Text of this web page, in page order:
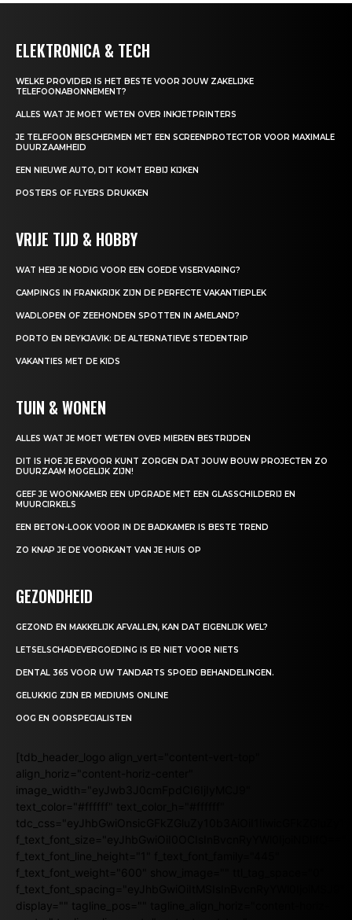
ELEKTRONICA & TECH
WELKE PROVIDER IS HET BESTE VOOR JOUW ZAKELIJKE
TELEFOONABONNEMENT?
ALLES WAT JE MOET WETEN OVER INKJETPRINTERS
JE TELEFOON BESCHERMEN MET EEN SCREENPROTECTOR VOOR MAXIMALE
DUURZAAMHEID
EEN NIEUWE AUTO, DIT KOMT ERBIJ KIJKEN
POSTERS OF FLYERS DRUKKEN
VRIJE TIJD & HOBBY
WAT HEB JE NODIG VOOR EEN GOEDE VISERVARING?
CAMPINGS IN FRANKRIJK ZIJN DE PERFECTE VAKANTIEPLEK
WADLOPEN OF ZEEHONDEN SPOTTEN IN AMELAND?
PORTO EN REYKJAVIK: DE ALTERNATIEVE STEDENTRIP
VAKANTIES MET DE KIDS
TUIN & WONEN
ALLES WAT JE MOET WETEN OVER MIEREN BESTRIJDEN
DIT IS HOE JE ERVOOR KUNT ZORGEN DAT JOUW BOUW PROJECTEN ZO
DUURZAAM MOGELIJK ZIJN!
GEEF JE WOONKAMER EEN UPGRADE MET EEN GLASSCHILDERIJ EN
MUURCIRKELS
EEN BETON-LOOK VOOR IN DE BADKAMER IS BESTE TREND
ZO KNAP JE DE VOORKANT VAN JE HUIS OP
GEZONDHEID
GEZOND EN MAKKELIJK AFVALLEN, KAN DAT EIGENLIJK WEL?
LETSELSCHADEVERGOEDING IS ER NIET VOOR NIETS
DENTAL 365 VOOR UW TANDARTS SPOED BEHANDELINGEN.
GELUKKIG ZIJN ER MEDIUMS ONLINE
OOG EN OORSPECIALISTEN
[tdb_header_logo align_vert="content-vert-top"
align_horiz="content-horiz-center"
image_width="eyJwb3J0cmFpdCI6IjIyMCJ9"
text_color="#ffffff" text_color_h="#ffffff"
f_text_font_size="eyJhbGwiOiI0OCIsInBvcnRyYWl0IjoiNDIifQ=="
f_text_font_line_height="1" f_text_font_family="445"
f_text_font_weight="600" show_image="" ttl_tag_space="0"
f_text_font_spacing="eyJhbGwiOiItMSIsInBvcnRyYWl0IjoiMSJ9"
display="" tagline_pos="" tagline_align_horiz="content-horiz-